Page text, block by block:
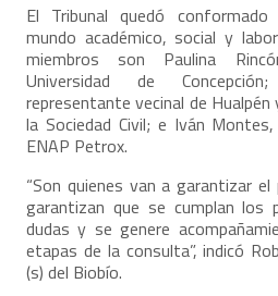
El Tribunal quedó
mundo académico, social y
miembros son Paulina
Universidad de
representante vecinal de Hualpén
la Sociedad Civil; e Iván
ENAP Petrox.
“Son quienes van a garantizar
garantizan que se cumplan los
dudas y se genere
etapas de la consulta”, indicó
(s) del Biobío.